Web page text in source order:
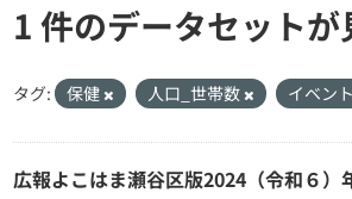
1 件のデータセット
タグ: 保健 人口_世帯数 イベント
広報よこはま瀬谷区版2024（令和６）